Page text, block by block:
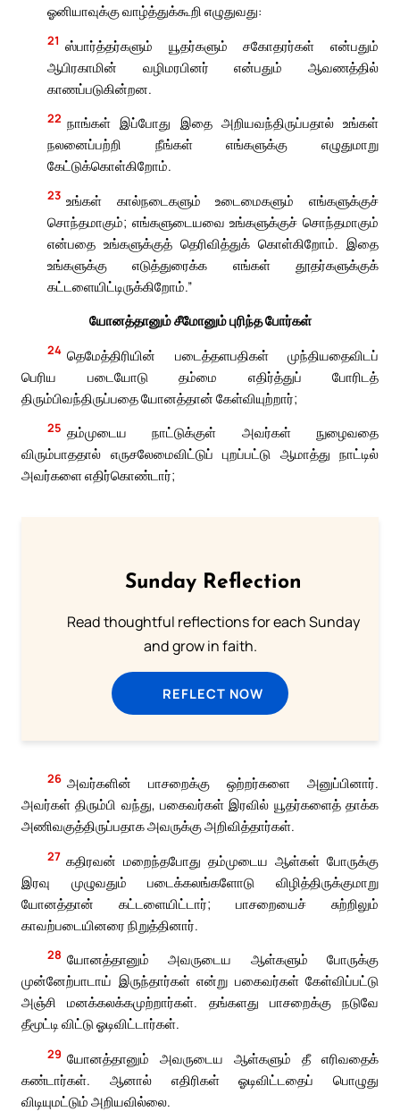
ஓனியாவுக்கு வாழ்த்துக்கூறி எழுதுவது:
21 ஸ்பார்த்தர்களும் யூதர்களும் சகோதரர்கள் என்பதும்
ஆபிரகாமின் வழிமரபினர் என்பதும் ஆவணத்தில்
காணப்படுகின்றன.
22 நாங்கள் இப்போது இதை அறியவந்திருப்பதால் உங்கள்
நலனைப்பற்றி நீங்கள் எங்களுக்கு எழுதுமாறு
கேட்டுக்கொள்கிறோம்.
23 உங்கள் கால்நடைகளும் உடைமைகளும் எங்களுக்குச்
சொந்தமாகும்; எங்களுடையவை உங்களுக்குச் சொந்தமாகும்
என்பதை உங்களுக்குத் தெரிவித்துக் கொள்கிறோம். இதை
உங்களுக்கு எடுத்துரைக்க எங்கள் தூதர்களுக்குக்
கட்டளையிட்டிருக்கிறோம்.”
யோனத்தானும் சீமோனும் புரிந்த போர்கள்
24 தெமேத்திரியின் படைத்தளபதிகள் முந்தியதைவிடப்
பெரிய படையோடு தம்மை எதிர்த்துப் போரிடத்
திரும்பிவந்திருப்பதை யோனத்தான் கேள்வியுற்றார்;
25 தம்முடைய நாட்டுக்குள் அவர்கள் நுழைவதை
விரும்பாததால் எருசலேமைவிட்டுப் புறப்பட்டு ஆமாத்து நாட்டில்
அவர்களை எதிர்கொண்டார்;
Sunday Reflection
Read thoughtful reflections for each Sunday
and grow in faith.
REFLECT NOW
26 அவர்களின் பாசறைக்கு ஒற்றர்களை அனுப்பினார்.
அவர்கள் திரும்பி வந்து, பகைவர்கள் இரவில் யூதர்களைத் தாக்க
அணிவகுத்திருப்பதாக அவருக்கு அறிவித்தார்கள்.
27 கதிரவன் மறைந்தபோது தம்முடைய ஆள்கள் போருக்கு
இரவு முழுவதும் படைக்கலங்களோடு விழித்திருக்குமாறு
யோனத்தான் கட்டளையிட்டார்; பாசறையைச் சுற்றிலும்
காவற்படையினரை நிறுத்தினார்.
28 யோனத்தானும் அவருடைய ஆள்களும் போருக்கு
முன்னேற்பாடாய் இருந்தார்கள் என்று பகைவர்கள் கேள்விப்பட்டு
அஞ்சி மனக்கலக்கமுற்றார்கள். தங்களது பாசறைக்கு நடுவே
தீமூட்டி விட்டு ஓடிவிட்டார்கள்.
29 யோனத்தானும் அவருடைய ஆள்களும் தீ எரிவதைக்
கண்டார்கள். ஆனால் எதிரிகள் ஓடிவிட்டதைப் பொழுது
விடியுமட்டும் அறியவில்லை.